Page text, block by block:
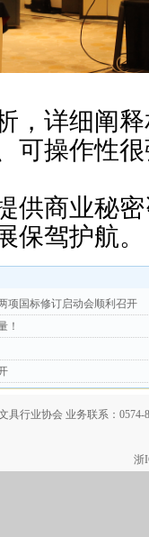
，详细阐
可操作性
供商业秘
保驾护航。
项国标修订启动会顺利召开
！
具行业协会 业务联系：
浙